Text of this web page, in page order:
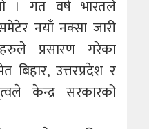
। गत वर्ष भारतले
नयाँ नक्सा जारी
प्रसारण गरेका
बिहार, उत्तरप्रदेश र
केन्द्र सरकारको